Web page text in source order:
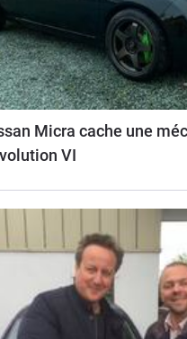
Micra cache une
VI